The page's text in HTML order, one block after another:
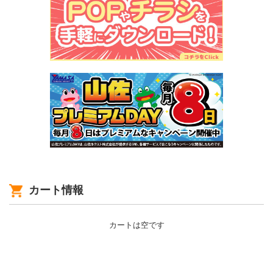
カート情報
カートは空です